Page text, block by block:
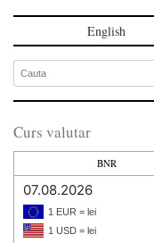
English
Curs valutar
BNR
07.08.2026
1 EUR = lei
1 USD = lei